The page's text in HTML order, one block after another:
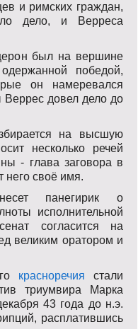
и римских граждан,
дело, и Верреса
был на вершине
победой,
он намеревался
Веррес довел дело до
на высшую
несколько речей
- глава заговора в
своё имя.
панегирик о
исполнительной
согласится на
великим оратором и
красноречия стали
триумвира Марка
43 года до н.э.
расплатившись